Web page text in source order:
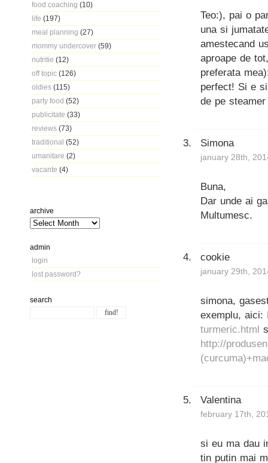
food coaching (10)
life (197)
meal planning (27)
mommy undercover (59)
nutritie (12)
off topic (126)
oldies (115)
party food (52)
publicitate (33)
reviews (73)
traditional (52)
umanitare (2)
vacante (4)
archive
admin
login
lost password?
search
Teo:), pai o
una si
amestecand
aproape de
preferata
perfect! Si e
de pe
Simona
january 28th,
Buna,
Dar unde ai
Multumesc.
cookie
january 29th,
simona,
exemplu, aici:
turmeric.html
http://
Valentina
february 17th,
si eu ma dau
tin putin mai